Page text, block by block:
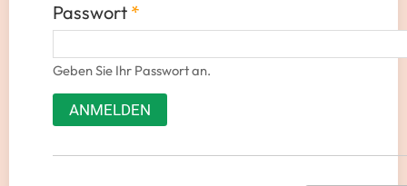
Passwort *
Geben Sie Ihr Passwort an.
ANMELDEN